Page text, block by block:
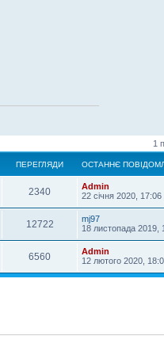
1
ПЕРЕГЛЯДИ ОСТАННЄ
2340
Admin
22 січня 2020, 17:06
12722
mj97
18 листопада 2019,
6560
Admin
12 лютого 2020,